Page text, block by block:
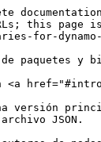
también deban realizar algunos cambios en función de la cantidad de API de Dynamo Core que utilicen en sus extensiones.

***

### Reglas generales de empaquetado <a href="#general-packaging-rules" id="general-packaging-rules"></a>

* No incluya archivos .dll de Dynamo o de DynamoRevit en el paquete. Dynamo ya cargará estos archivos. Si compila una versión diferente a la que ha cargado el usuario *(es decir, si distribuye Dynamo Core 1.3, pero el usuario ejecuta el paquete en Dynamo 2.0)*, se producirán extraños errores de ejecución. Esto incluye archivos .dll como `DynamoCore.dll`, `DynamoServices.dll`, `DSCodeNodes.dll` y `ProtoGeometry.dll`.
* No agrupe y distribuya `newtonsoft.json.net` con el paquete si puede evitarlo. Dynamo 2.x también cargará este archivo dll. Puede producirse el mismo problema indicado anteriormente.
* No agrupe y distribuya `CEFSharp` con